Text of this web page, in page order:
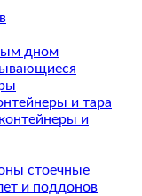
дном
и тара
и
стоечные
и поддонов